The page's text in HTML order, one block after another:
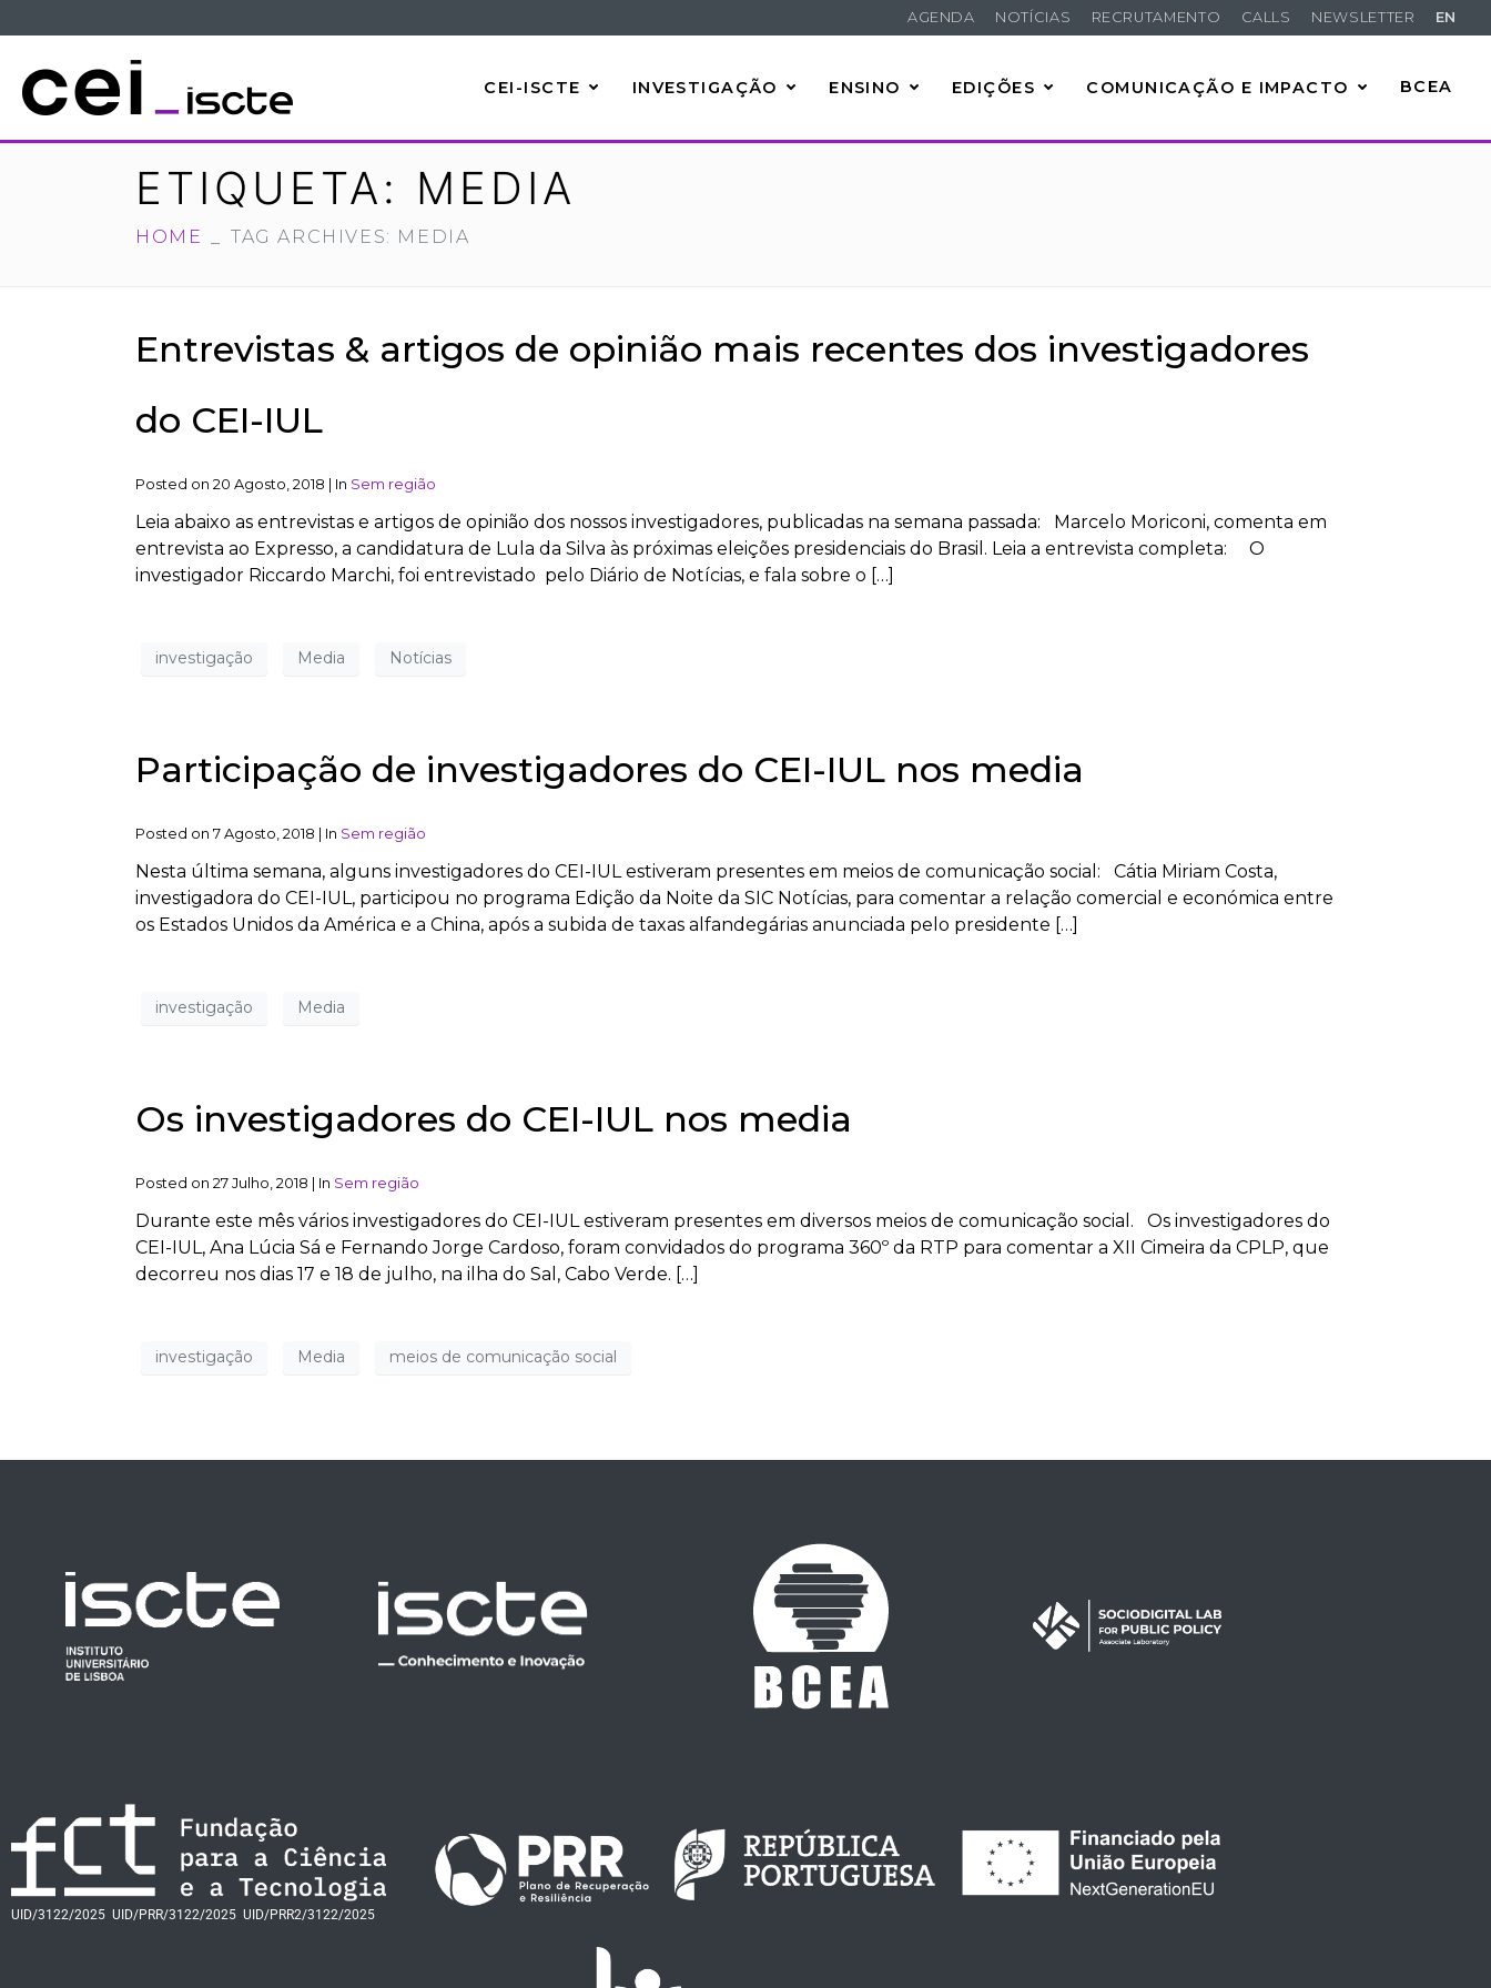
AGENDA NOTÍCIAS RECRUTAMENTO CALLS NEWSLETTER EN
CEI-ISCTE INVESTIGAÇÃO ENSINO EDIÇÕES COMUNICAÇÃO E IMPACTO BCEA
ETIQUETA: MEDIA
HOME TAG ARCHIVES: MEDIA
Entrevistas & artigos de opinião mais recentes dos investigadores
do CEI-IUL
Posted on 20 Agosto, 2018 In Sem região
Leia abaixo as entrevistas e artigos de opinião dos nossos investigadores, publicadas na semana passada: Marcelo Moriconi, comenta em
entrevista ao Expresso, a candidatura de Lula da Silva às próximas eleições presidenciais do Brasil. Leia a entrevista completa: O
investigador Riccardo Marchi, foi entrevistado pelo Diário de Notícias, e fala sobre o […]
investigação Media Notícias
Participação de investigadores do CEI-IUL nos media
Posted on 7 Agosto, 2018 In Sem região
Nesta última semana, alguns investigadores do CEI-IUL estiveram presentes em meios de comunicação social: Cátia Miriam Costa,
investigadora do CEI-IUL, participou no programa Edição da Noite da SIC Notícias, para comentar a relação comercial e económica entre
os Estados Unidos da América e a China, após a subida de taxas alfandegárias anunciada pelo presidente […]
investigação Media
Os investigadores do CEI-IUL nos media
Posted on 27 Julho, 2018 In Sem região
Durante este mês vários investigadores do CEI-IUL estiveram presentes em diversos meios de comunicação social. Os investigadores do
CEI-IUL, Ana Lúcia Sá e Fernando Jorge Cardoso, foram convidados do programa 360º da RTP para comentar a XII Cimeira da CPLP, que
decorreu nos dias 17 e 18 de julho, na ilha do Sal, Cabo Verde. […]
investigação Media meios de comunicação social
UID/3122/2025 UID/PRR/3122/2025 UID/PRR2/3122/2025